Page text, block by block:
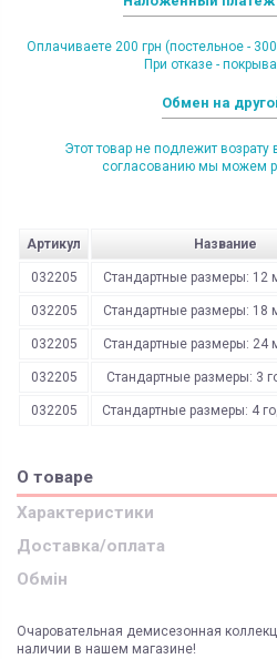
Оплачиваете 200 грн (постельное -
При отказе -
Обмен на
Этот товар не подлежит
согласованию мы можем
Артикул Название
032205 Стандартные размеры: 12
032205 Стандартные размеры: 18
032205 Стандартные размеры: 24
032205 Стандартные размеры: 3
032205 Стандартные размеры: 4
О товаре
Характеристики
Доставка/оплата
Обмін
Очаровательная демисезонная
наличии в нашем магазине!